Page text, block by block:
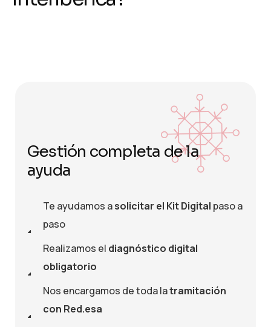
Gestión completa de la
ayuda
Te ayudamos asolicitar el Kit Digital paso a
paso
Realizamos el diagnóstico digital
obligatorio
Nos encargamos de toda latramitación
con Red.esa